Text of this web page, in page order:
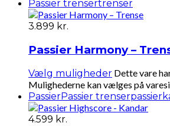
Passier trensertrenser
3.899 kr.
Passier Harmony –
Vælg muligheder Dette vare
Mulighederne kan vælges på
PassierPassier trenser
4.599 kr.